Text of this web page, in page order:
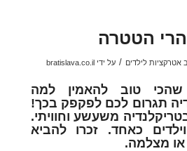
הטטרה
ב אטרקציות לילדים / על ידי bratislava.co.il
טוב להאמין למה
תגרום לכם לפקפק בכך!
משעשע וחוויתי.
כאחד. זכרו להביא
מצלמה.